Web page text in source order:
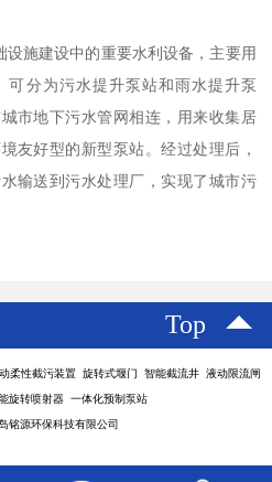
设施建设中的重要水利设备，主要用
可分为污水提升泵站和雨水提升泵
市地下污水管网相连，用来收集居
友好型的新型泵站。经过处理后，
输送到污水处理厂，实现了城市污
Top
柔性截污装置 旋转式堰门 智能截流井 液动限流闸
旋转喷射器 一体化预制泵站
铭源环保科技有限公司